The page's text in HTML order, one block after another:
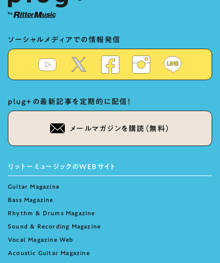
ソーシャルメディアでの情報発信
plug+の最新記事を定期的に配信！
メールマガジンを購読（無料）
リットーミュージックのWEBサイト
Guitar Magazine
Bass Magazine
Rhythm & Drums Magazine
Sound & Recording Magazine
Vocal Magazine Web
Acoustic Guitar Magazine